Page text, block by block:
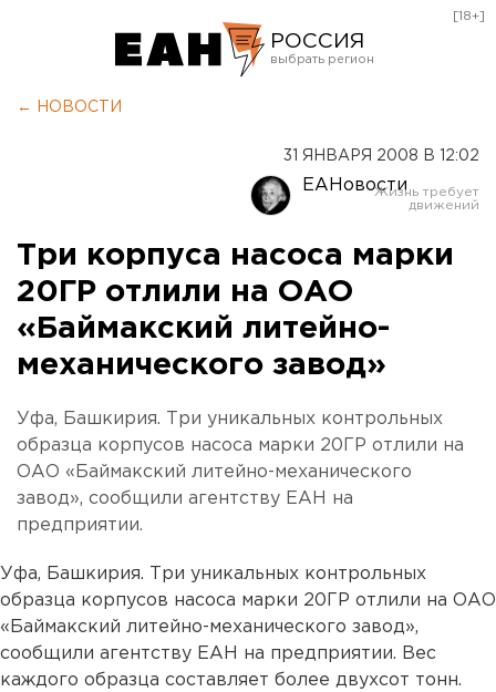
РОССИЯ
Оренбург
[18+]
← НОВОСТИ
31 ЯНВАРЯ 2008 В 12:02
ЕАНовости
Три корпуса насоса марки
20ГР отлили на ОАО
«Баймакский литейно-
механического завод»
Уфа, Башкирия. Три уникальных контрольных
образца корпусов насоса марки 20ГР отлили на
ОАО «Баймакский литейно-механического
завод», сообщили агентству ЕАН на
предприятии.
Уфа, Башкирия. Три уникальных контрольных
образца корпусов насоса марки 20ГР отлили на ОАО
«Баймакский литейно-механического завод»,
сообщили агентству ЕАН на предприятии. Вес
каждого образца составляет более двухсот тонн.